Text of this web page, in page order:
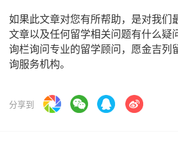
如果此文章对您有所帮助，是对我们
文章以及任何留学相关问题有什么疑
询栏询问专业的留学顾问，愿金吉列
询服务机构。
分享到